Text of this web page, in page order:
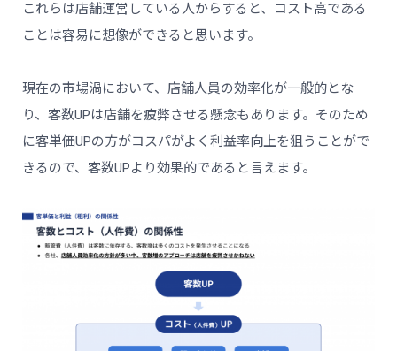
これらは店舗運営している人からすると、コスト高である
ことは容易に想像ができると思います。
現在の市場渦において、店舗人員の効率化が一般的とな
り、客数UPは店舗を疲弊させる懸念もあります。そのため
に客単価UPの方がコスパがよく利益率向上を狙うことがで
きるので、客数UPより効果的であると言えます。